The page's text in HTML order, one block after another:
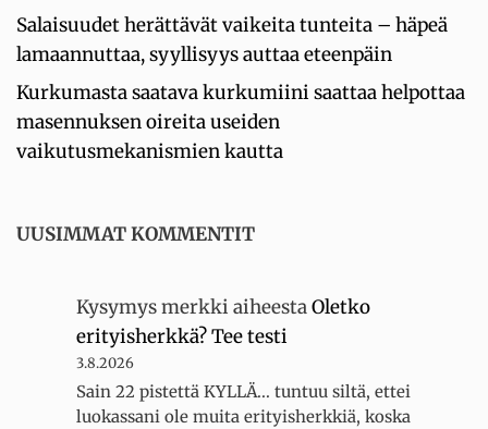
Salaisuudet herättävät vaikeita tunteita – häpeä
lamaannuttaa, syyllisyys auttaa eteenpäin
Kurkumasta saatava kurkumiini saattaa helpottaa
masennuksen oireita useiden
vaikutusmekanismien kautta
UUSIMMAT KOMMENTIT
Kysymys merkki aiheestaOletko
erityisherkkä? Tee testi
3.8.2026
Sain 22 pistettä KYLLÄ... tuntuu siltä, ettei
luokassani ole muita erityisherkkiä, koska